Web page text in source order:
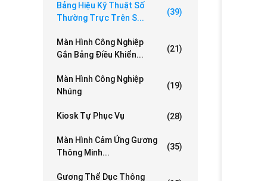
Bảng Hiệu Kỹ Thuật Số
Thường Trực Trên S...
(39)
Màn Hình Công Nghiệp
Gắn Bảng Điều Khiển...
(21)
Màn Hình Công Nghiệp
Nhúng
(19)
Kiosk Tự Phục Vụ (28)
Màn Hình Cảm Ứng Gương
Thông Minh...
(35)
Gương Thể Dục Thông